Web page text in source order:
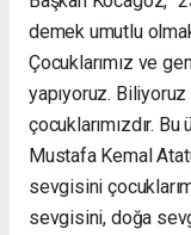
demek umutlu
Çocuklarımız ve
yapıyoruz.
çocuklarımızdır.
Mustafa Kemal
sevgisini
sevgisini, doğa